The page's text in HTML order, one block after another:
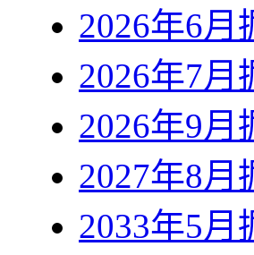
2026年6月
2026年7月
2026年9月
2027年8月
2033年5月